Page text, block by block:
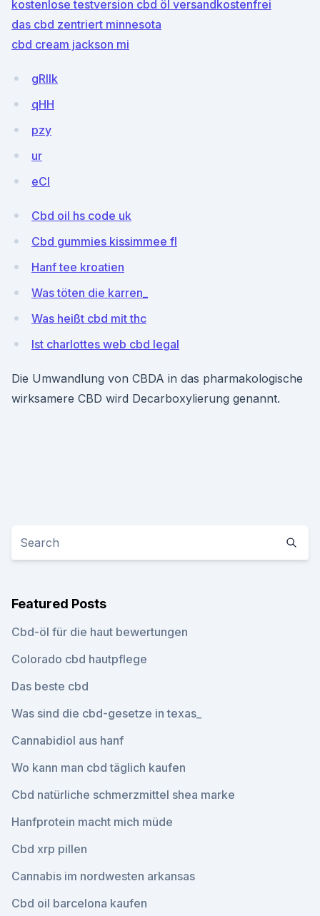
kostenlose testversion cbd öl versandkostenfrei
das cbd zentriert minnesota
cbd cream jackson mi
gRlIk
qHH
pzy
ur
eCI
Cbd oil hs code uk
Cbd gummies kissimmee fl
Hanf tee kroatien
Was töten die karren_
Was heißt cbd mit thc
Ist charlottes web cbd legal
Die Umwandlung von CBDA in das pharmakologische
wirksamere CBD wird Decarboxylierung genannt.
Featured Posts
Cbd-öl für die haut bewertungen
Colorado cbd hautpflege
Das beste cbd
Was sind die cbd-gesetze in texas_
Cannabidiol aus hanf
Wo kann man cbd täglich kaufen
Cbd natürliche schmerzmittel shea marke
Hanfprotein macht mich müde
Cbd xrp pillen
Cannabis im nordwesten arkansas
Cbd oil barcelona kaufen